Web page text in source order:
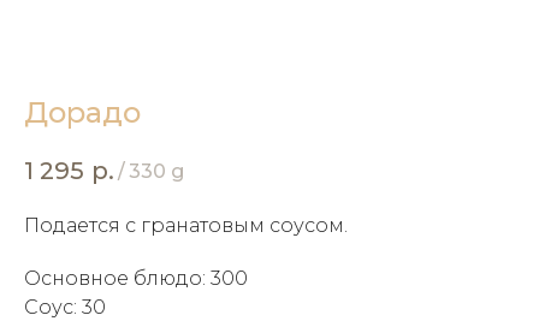
Дорадо
1 295 р. /330 g
Подается с гранатовым соусом.
Основное блюдо: 300
Соус: 30